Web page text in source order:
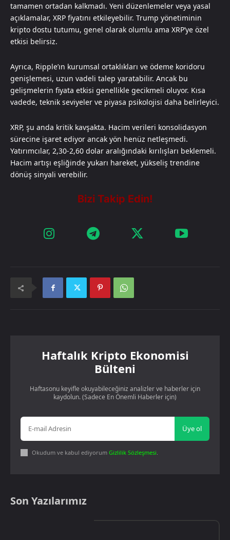
tamamen ortadan kalkmadı. Yeni düzenlemeler veya yasal
açıklamalar, XRP fiyatını etkileyebilir. Trump yönetiminin
kripto dostu tutumu, genel olarak olumlu ama XRP’ye özel
etkisi belirsiz.
Ayrıca, Ripple’ın kurumsal ortaklıkları ve ödeme koridoru
genişlemesi, uzun vadeli talep yaratabilir. Ancak bu
gelişmelerin fiyata etkisi genellikle gecikmeli oluyor. Kısa
vadede, teknik seviyeler ve piyasa psikolojisi daha belirleyici.
XRP, şu anda kritik kavşakta. Hacim verileri konsolidasyon
sürecine işaret ediyor ancak yön henüz netleşmedi.
Yatırımcılar, 2,30-2,60 dolar aralığındaki kırılışları beklemeli.
Hacim artışı eşliğinde yukarı hareket, yükseliş trendine
dönüş sinyali verebilir.
Haftalık Kripto Ekonomisi
Bülteni
Haftasonu keyifle okuyabileceğiniz analizler ve haberler için
kaydolun. (Sadece En Önemli Haberler için)
Üye ol
Okudum ve kabul ediyorum Gizlilik Sözleşmesi.
Son Yazılarımız